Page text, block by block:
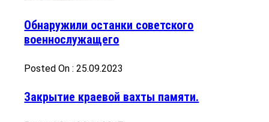
Обнаружили останки советского
военнослужащего
Posted On : 25.09.2023
Закрытие краевой вахты памяти.